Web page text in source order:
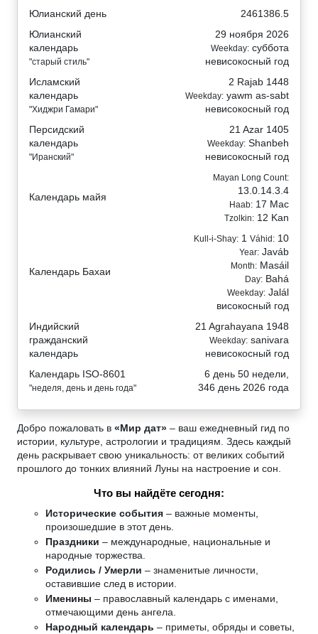
Юлианский день
2461386.5
Юлианский
календарь
"старый стиль"
29 ноября 2026
Weekday: суббота
невисокосный год
Исламский
календарь
"Хиджри Гамари"
2 Rajab 1448
Weekday: yawm as-sabt
невисокосный год
Персидский
календарь
"Иранский"
21 Azar 1405
Weekday: Shanbeh
невисокосный год
Календарь майя
Mayan Long Count:
13.0.14.3.4
Haab: 17 Mac
Tzolkin: 12 Kan
Календарь Бахаи
Kull-i-Shay: 1 Váhid: 10
Year: Javáb
Month: Masáil
Day: Bahá
Weekday: Jalál
високосный год
Индийский
гражданский
календарь
21 Agrahayana 1948
Weekday: sanivara
невисокосный год
Календарь ISO-8601
"неделя, день и день года"
6 день 50 недели,
346 день 2026 года
Добро пожаловать в «Мир дат» – ваш ежедневный гид по
истории, культуре, астрологии и традициям. Здесь каждый
день раскрывает свою уникальность: от великих событий
прошлого до тонких влияний Луны на настроение и сон.
Что вы найдёте сегодня:
Исторические события – важные моменты,
произошедшие в этот день.
Праздники – международные, национальные и
народные торжества.
Родились / Умерли – знаменитые личности,
оставившие след в истории.
Именины – православный календарь с именами,
отмечающими день ангела.
Народный календарь – приметы, обряды и советы,